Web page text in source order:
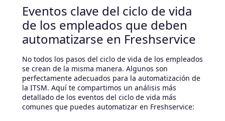
Eventos clave del ciclo de vida
de los empleados que deben
automatizarse en Freshservice
No todos los pasos del ciclo de vida de los empleados
se crean de la misma manera. Algunos son
perfectamente adecuados para la automatización de
la ITSM. Aquí te compartimos un análisis más
detallado de los eventos del ciclo de vida más
comunes que puedes automatizar en Freshservice: